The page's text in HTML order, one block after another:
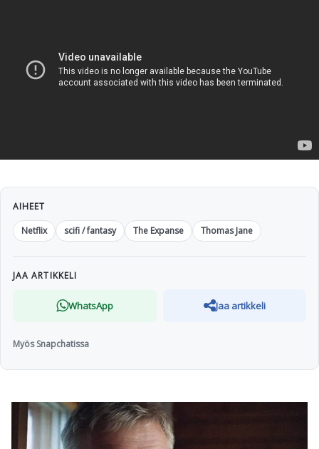
AIHEET
Netflix
scifi / fantasy The Expanse Thomas Jane
JAA ARTIKKELI
WhatsApp Jaa artikkeli
Myös Snapchatissa